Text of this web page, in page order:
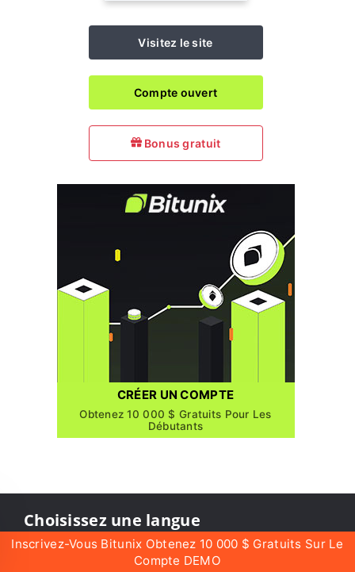
Visitez le site
Compte ouvert
Bonus gratuit
CRÉER UN COMPTE
Obtenez 10 000 $ Gratuits Pour Les
Débutants
Choisissez une langue
العربيّة
Inscrivez-Vous Bitunix Obtenez 10 000 $ Gratuits Sur Le
Compte DEMO